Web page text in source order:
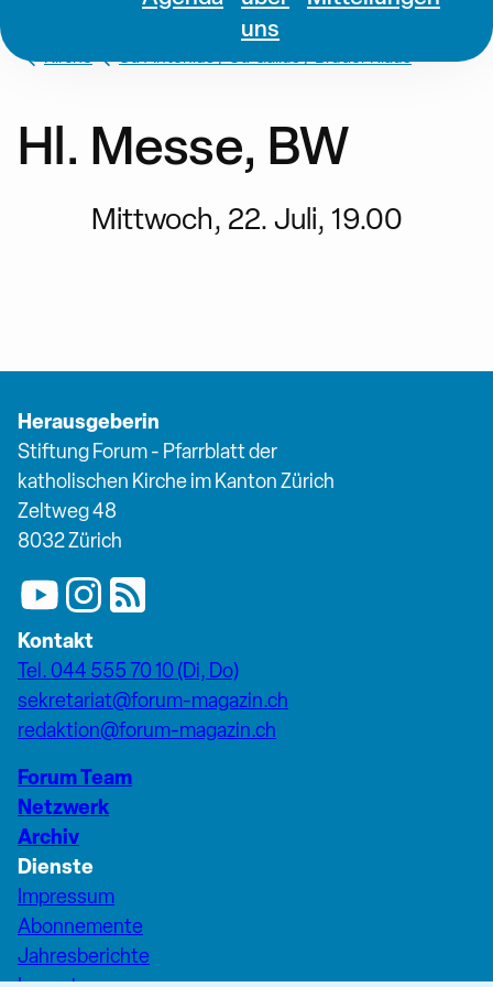
uns
Kirche St. Antonius / St. Gallus / Bruder Klaus
Hl. Messe, BW
Mittwoch, 22. Juli, 19.00
Herausgeberin
Stiftung Forum - Pfarrblatt der
katholischen Kirche im Kanton Zürich
Zeltweg 48
8032 Zürich
Kontakt
Tel. 044 555 70 10 (Di, Do)
sekretariat@forum-magazin.ch
redaktion@forum-magazin.ch
Forum Team
Netzwerk
Archiv
Dienste
Impressum
Abonnemente
Jahresberichte